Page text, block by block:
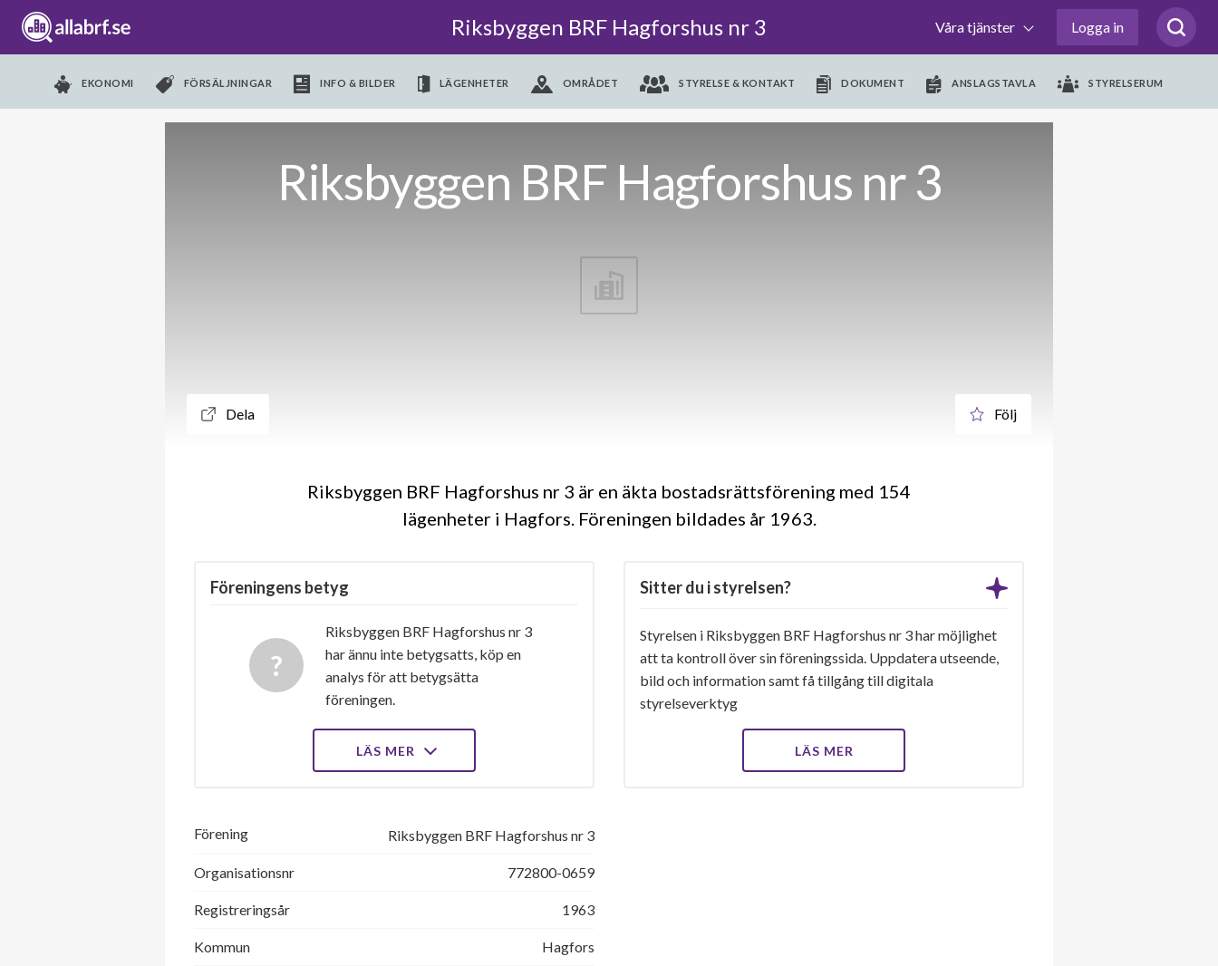
Riksbyggen BRF Hagforshus nr 3 Våra tjänster Logga in
EKONOMI FÖRSÄLJNINGAR INFO & BILDER LÄGENHETER OMRÅDET STYRELSE & KONTAKT DOKUMENT ANSLAGSTAVLA STYRELSERUM
Riksbyggen BRF Hagforshus nr 3
Dela Följ
Riksbyggen BRF Hagforshus nr 3 är en äkta bostadsrättsförening med 154
lägenheter i Hagfors. Föreningen bildades år 1963
Föreningens betyg
Riksbyggen BRF Hagforshus nr 3
har ännu inte betygsatts, köp en
analys för att betygsätta
föreningen.
LÄS MER
Sitter du i styrelsen?
Styrelsen i Riksbyggen BRF Hagforshus nr 3 har möjlighet
att ta kontroll över sin föreningssida. Uppdatera utseende,
bild och information samt få tillgång till digitala
styrelseverktyg
LÄS MER
Förening Riksbyggen BRF Hagforshus nr 3
Organisationsnr 772800-0659
Registreringsår 1963
Kommun Hagfors